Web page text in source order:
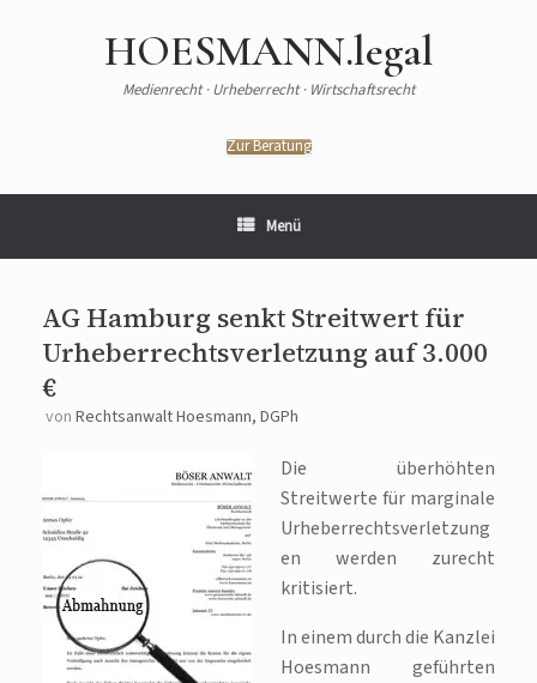
HOESMANN.legal
Medienrecht · Urheberrecht · Wirtschaftsrecht
Zur Beratung
Menü
AG Hamburg senkt Streitwert für
Urheberrechtsverletzung auf 3.000
€
von Rechtsanwalt Hoesmann, DGPh
Die überhöhten
Streitwerte für marginale
Urheberrechtsverletzung
en werden zurecht
kritisiert.
In einem durch die Kanzlei
Hoesmann geführten